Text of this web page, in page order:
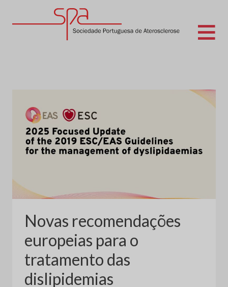
Novas recomendações
europeias para o
tratamento das
dislipidemias